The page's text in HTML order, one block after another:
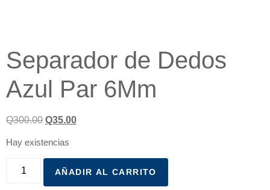
Separador de Dedos
Azul Par 6Mm
Q300.00 Q35.00
Hay existencias
AÑADIR AL CARRITO